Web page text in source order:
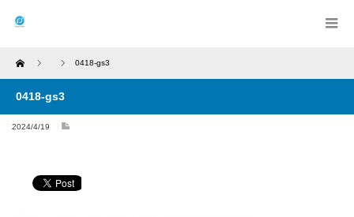
Home 0418-gs3
0418-gs3
2024/4/19